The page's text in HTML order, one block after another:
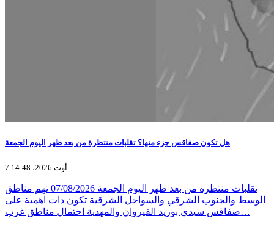
هل تكون صفاقس جزء منها؟ تقلبات منتظرة من بعد ظهر اليوم الجمعة
7 أوت 2026، 14:48
تقلبات منتظرة من بعد ظهر اليوم الجمعة 07/08/2026 تهم مناطق
الوسط والجنوب الشرقي والسواحل الشرقية تكون ذات اهمية على
صفاقس سيدي بوزيد القيروان والمهدية احتمال مناطق غرب…